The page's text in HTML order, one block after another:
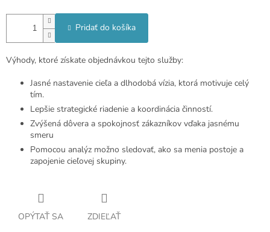
Pridať do košíka
Výhody, ktoré získate objednávkou tejto služby:
Jasné nastavenie cieľa a dlhodobá vízia, ktorá motivuje celý
tím.
Lepšie strategické riadenie a koordinácia činností.
Zvýšená dôvera a spokojnosť zákazníkov vďaka jasnému
smeru
Pomocou analýz možno sledovať, ako sa menia postoje a
zapojenie cieľovej skupiny.
OPÝTAŤ SA ZDIEĽAŤ